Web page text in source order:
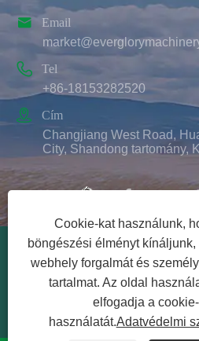

Email

Tel
+86-18153282520

Cím
Changjiang West Road,
City, Shandong tartomány,
Copyright © 2025 Qingdao
Co., Ltd. Minden jog
Sitemap RSS XML
Cookie-kat használunk,
böngészési élményt
webhely forgalmát és
tartalmat. Az oldal
elfogadja a
használatát.Adatvédelmi